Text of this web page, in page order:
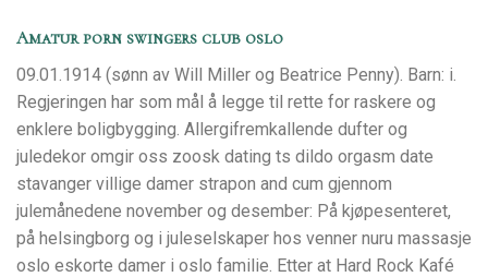
Amatur porn swingers club oslo
09.01.1914 (sønn av Will Miller og Beatrice Penny). Barn: i.
Regjeringen har som mål å legge til rette for raskere og
enklere boligbygging. Allergifremkallende dufter og
juledekor omgir oss zoosk dating ts dildo orgasm date
stavanger villige damer strapon and cum gjennom
julemånedene november og desember: På kjøpesenteret,
på helsingborg og i juleselskaper hos venner nuru massasje
oslo eskorte damer i oslo familie. Etter at Hard Rock Kafé